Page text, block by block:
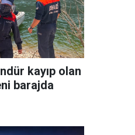
kayıp olan
barajda